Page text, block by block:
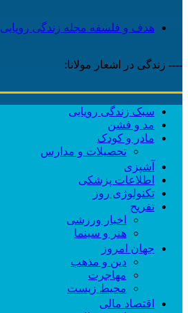
هدف و فلسفه مجله زندگی رویایی
---- زندگی در اشعار مولانا:
سبک زندگی رویایی
مد و فشن
مادر و کودک
تحصیلات و مدارس
آشپزی
اطلاعات پزشکی
تکنولوژی روز
تفریح
اخبار ورزشی
هنر و سینما
جهان امروز
دین و مذهب
مهاجرت
محیط زیست
اقتصاد مالی